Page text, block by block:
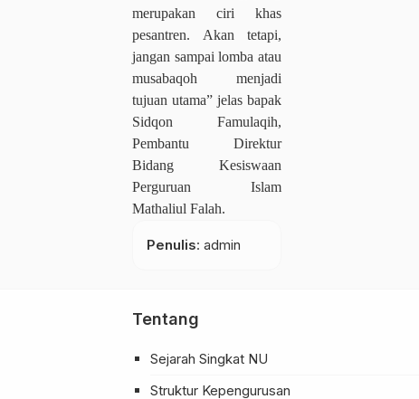
merupakan ciri khas
pesantren. Akan tetapi,
jangan sampai lomba atau
musabaqoh menjadi
tujuan utama” jelas bapak
Sidqon Famulaqih,
Pembantu Direktur
Bidang Kesiswaan
Perguruan Islam
Mathaliul Falah.
Penulis: admin
Tentang
Sejarah Singkat NU
Struktur Kepengurusan